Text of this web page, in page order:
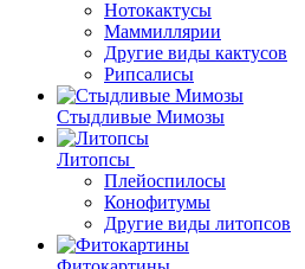
Нотокактусы
Маммиллярии
Другие виды кактусов
Рипсалисы
Стыдливые Мимозы
Литопсы
Плейоспилосы
Конофитумы
Другие виды литопсов